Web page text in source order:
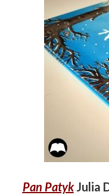
Pan PatykJulia